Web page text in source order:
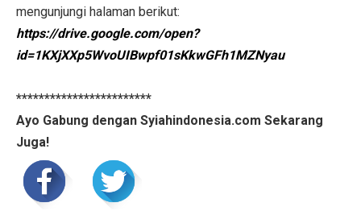
mengunjungi halaman berikut:
https://drive.google.com/open?
id=1KXjXXp5WvoUIBwpf01sKkwGFh1MZNyau
************************
Ayo Gabung dengan Syiahindonesia.com Sekarang
Juga!